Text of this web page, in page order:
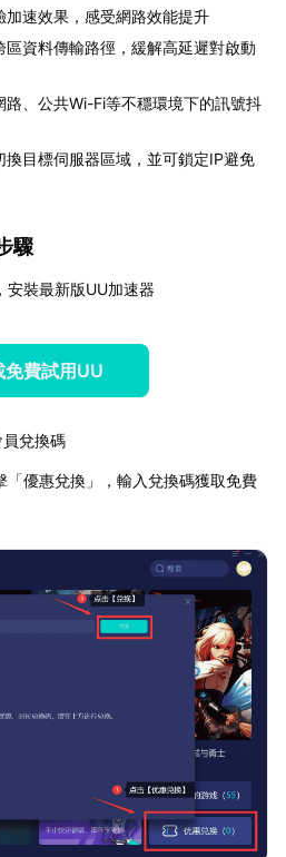
加速效果，感受網路效能提升
區資料傳輸路徑，緩解高延遲對啟動
路、公共Wi-Fi等不穩環境下的訊號抖
換目標伺服器區域，並可鎖定IP避免
驟
安裝最新版UU加速器
免費試用UU
兌換碼
「優惠兌換」，輸入兌換碼獲取免費